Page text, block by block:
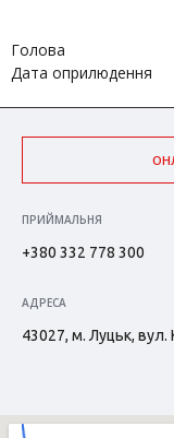
Голова
Дата оприлюдення
ПРИЙМАЛЬНЯ
+380 332 778 300
АДРЕСА
43027, м. Луцьк, вул.